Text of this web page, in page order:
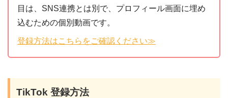
目は、SNS連携とは別で、プロフィール画面に埋め
込むための個別動画です。
登録方法はこちらをご確認ください≫
TikTok 登録方法